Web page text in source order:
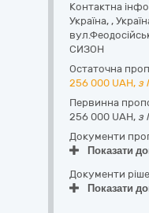
Контактна
Україна, ,
СИЗОН
Остаточна
256 000 UAH, з
Первинна
256 000 UAH, з
Документи
Показати
Документи
Показати